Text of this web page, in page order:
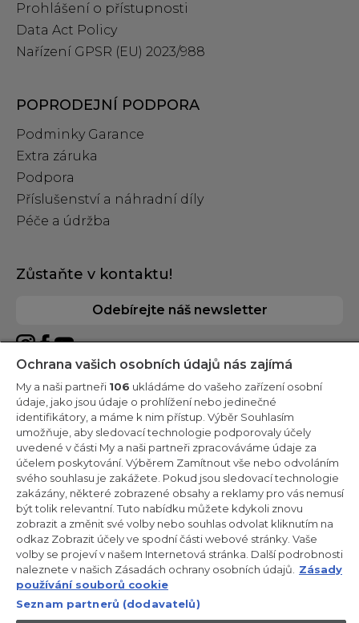
Prohlášení o přístupnosti
Data Act Policy
Nařízení GPSR (EU) 2023/988
POPRODEJNÍ PODPORA
Podminky Garance
Extra záruka
Podpora
Příslušenství a náhradní díly
Péče a údržba
Zůstaňte v kontaktu!
Odebírejte náš newsletter
CANDY HOOVER GROUP S.r.I. - Jediný akcionář - SÍDLO
SPOLEČNOSTI: Via Comolli, 57 - 20861 Brugherio (Monza Brianza) -
Itálie - ADMINISTRATIVNÍ KANCELÁŘE: Via Privata Eden Fumagalli
snc - 20861 Brugherio (Monza Brianza) a Via Trento č. 20/A-22 -
20871 Vimercate (Monza Brianza) - Itálie - Tel.: +39.039.2086.1 -
Fax: +39.039.2086.237 - Základní kapitál 35 000 000,00 € plně
splacený - IČ a číslo zápisu v obchodním rejstříku Milán-Monza-
Brianza-Lodi 04666310158 - DIČ 00786860965 - Číslo REA
(Ekonomicko-správní rejstřík): MB-1033934 - Autorizace IT AEOF
211870 - Společnost podléhající řídicím a koordinačním činnostem
společnosti Candy S.p.A.
CZ / Česká republika
Ochrana vašich osobních údajů nás zajímá
My a naši partneři 106 ukládáme do vašeho zařízení osobní
údaje, jako jsou údaje o prohlížení nebo jedinečné
identifikátory, a máme k nim přístup. Výběr Souhlasím
umožňuje, aby sledovací technologie podporovaly účely
uvedené v části My a naši partneři zpracováváme údaje za
účelem poskytování. Výběrem Zamítnout vše nebo odvoláním
svého souhlasu je zakážete. Pokud jsou sledovací technologie
zakázány, některé zobrazené obsahy a reklamy pro vás nemusí
být tolik relevantní. Tuto nabídku můžete kdykoli znovu
zobrazit a změnit své volby nebo souhlas odvolat kliknutím na
odkaz Zobrazit účely ve spodní části webové stránky. Vaše
volby se projeví v našem Internetová stránka. Další podrobnosti
naleznete v našich Zásadách ochrany osobních údajů.
Zásady
používání souborů cookie
Seznam partnerů (dodavatelů)